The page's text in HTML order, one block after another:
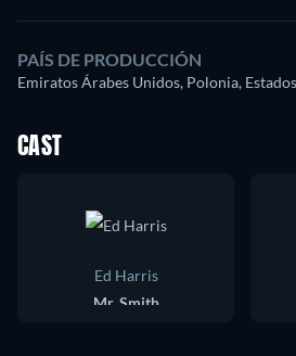
PAÍS DE PRODUCCIÓN
Emiratos Árabes Unidos, Polonia,
CAST
Ed Harris
Mr. Smith